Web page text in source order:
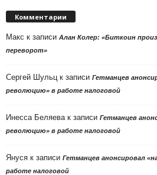
Комментарии
Макс к записи Алан Колер: «Биткоин
переворот»
Сергей Шульц к записи Гетманцев
революцию» в работе налоговой
Инесса Беляева к записи Гетманцев
революцию» в работе налоговой
Януся к записи Гетманцев анонсировал
работе налоговой